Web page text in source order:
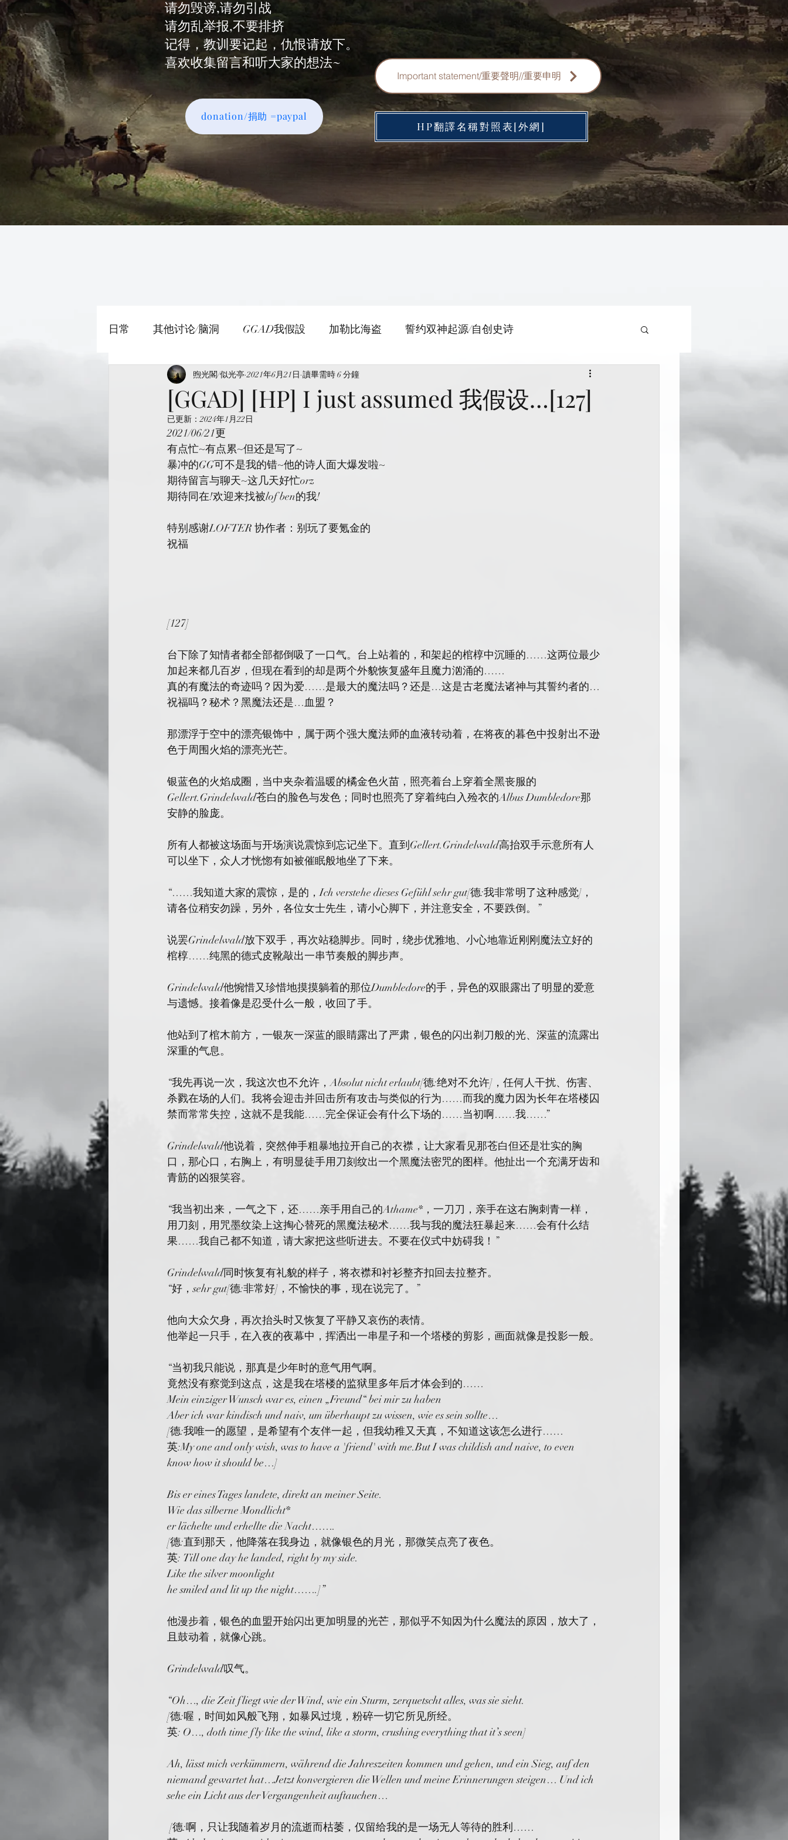
请勿毁谤,请勿引战
请勿乱举报,不要排挤
记得，教训要记起，仇恨请放下。
喜欢收集留言和听大家的想法~
Important statement/重要聲明//重要申明
donation/捐助 =paypal
HP翻譯名稱對照表[外網]
日常 其他讨论/脑洞 GGAD我假設 加勒比海盗 誓约双神起源/自创史诗
SOUL OATH/灵魂誓约者 日常
[GGAD] [HP] I just assumed 我假设…[127]
煦光閣/似光亭 2021年6月21日 讀畢需時 6 分鐘
已更新：2024年1月22日
2021/06/21更
有点忙~有点累~但还是写了~
暴冲的GG可不是我的错~他的诗人面大爆发啦~
期待留言与聊天~这几天好忙orz
期待同在!欢迎来找被lof ben的我!
特别感谢LOFTER 协作者：别玩了要氪金的
祝福
[127]
台下除了知情者都全部都倒吸了一口气。台上站着的，和架起的棺椁中沉睡的……这两位最少
加起来都几百岁，但现在看到的却是两个外貌恢复盛年且魔力汹涌的……
真的有魔法的奇迹吗？因为爱……是最大的魔法吗？还是…这是古老魔法诸神与其誓约者的…
祝福吗？秘术？黑魔法还是…血盟？
那漂浮于空中的漂亮银饰中，属于两个强大魔法师的血液转动着，在将夜的暮色中投射出不逊
色于周围火焰的漂亮光芒。
银蓝色的火焰成圈，当中夹杂着温暖的橘金色火苗，照亮着台上穿着全黑丧服的
Gellert.Grindelwald苍白的脸色与发色；同时也照亮了穿着纯白入殓衣的Albus Dumbledore那
安静的脸庞。
所有人都被这场面与开场演说震惊到忘记坐下。直到Gellert.Grindelwald高抬双手示意所有人
可以坐下，众人才恍惚有如被催眠般地坐了下来。
“……我知道大家的震惊，是的，Ich verstehe dieses Gefühl sehr gut[德:我非常明了这种感觉]，
请各位稍安勿躁，另外，各位女士先生，请小心脚下，并注意安全，不要跌倒。”
说罢Grindelwald放下双手，再次站稳脚步。同时，绕步优雅地、小心地靠近刚刚魔法立好的
棺椁……纯黑的德式皮靴敲出一串节奏般的脚步声。
Grindelwald他惋惜又珍惜地摸摸躺着的那位Dumbledore的手，异色的双眼露出了明显的爱意
与遗憾。接着像是忍受什么一般，收回了手。
他站到了棺木前方，一银灰一深蓝的眼睛露出了严肃，银色的闪出剃刀般的光、深蓝的流露出
深重的气息。
“我先再说一次，我这次也不允许，Absolut nicht erlaubt[德:绝对不允许]，任何人干扰、伤害、
杀戮在场的人们。我将会迎击并回击所有攻击与类似的行为……而我的魔力因为长年在塔楼囚
禁而常常失控，这就不是我能……完全保证会有什么下场的……当初啊……我……”
Grindelwald他说着，突然伸手粗暴地拉开自己的衣襟，让大家看见那苍白但还是壮实的胸
口，那心口，右胸上，有明显徒手用刀刻纹出一个黑魔法密咒的图样。他扯出一个充满牙齿和
青筋的凶狠笑容。
“我当初出来，一气之下，还……亲手用自己的Athame*，一刀刀，亲手在这右胸刺青一样，
用刀刻，用咒墨纹染上这掏心替死的黑魔法秘术……我与我的魔法狂暴起来……会有什么结
果……我自己都不知道，请大家把这些听进去。不要在仪式中妨碍我！”
Grindelwald同时恢复有礼貌的样子，将衣襟和衬衫整齐扣回去拉整齐。
“好，sehr gut[德:非常好]，不愉快的事，现在说完了。”
他向大众欠身，再次抬头时又恢复了平静又哀伤的表情。
他举起一只手，在入夜的夜幕中，挥洒出一串星子和一个塔楼的剪影，画面就像是投影一般。
“当初我只能说，那真是少年时的意气用气啊。
竟然没有察觉到这点，这是我在塔楼的监狱里多年后才体会到的……
Mein einziger Wunsch war es, einen „Freund“ bei mir zu haben
Aber ich war kindisch und naiv, um überhaupt zu wissen, wie es sein sollte…
[德:我唯一的愿望，是希望有个友伴一起，但我幼稚又天真，不知道这该怎么进行……
英:My one and only wish, was to have a 'friend' with me.But I was childish and naive, to even
know how it should be…]
Bis er eines Tages landete, direkt an meiner Seite.
Wie das silberne Mondlicht*
er lächelte und erhellte die Nacht…….
[德:直到那天，他降落在我身边，就像银色的月光，那微笑点亮了夜色。
英: Till one day he landed, right by my side.
Like the silver moonlight
he smiled and lit up the night…….]”
他漫步着，银色的血盟开始闪出更加明显的光芒，那似乎不知因为什么魔法的原因，放大了，
且鼓动着，就像心跳。
Grindelwald叹气。
“Oh…, die Zeit fliegt wie der Wind, wie ein Sturm, zerquetscht alles, was sie sieht.
[德:喔，时间如风般飞翔，如暴风过境，粉碎一切它所见所经。
英: O…, doth time fly like the wind, like a storm, crushing everything that it’s seen]
Ah, lässt mich verkümmern, während die Jahreszeiten kommen und gehen, und ein Sieg, auf den
niemand gewartet hat…Jetzt konvergieren die Wellen und meine Erinnerungen steigen… Und ich
sehe ein Licht aus der Vergangenheit auftauchen…
[德:啊，只让我随着岁月的流逝而枯萎，仅留给我的是一场无人等待的胜利……